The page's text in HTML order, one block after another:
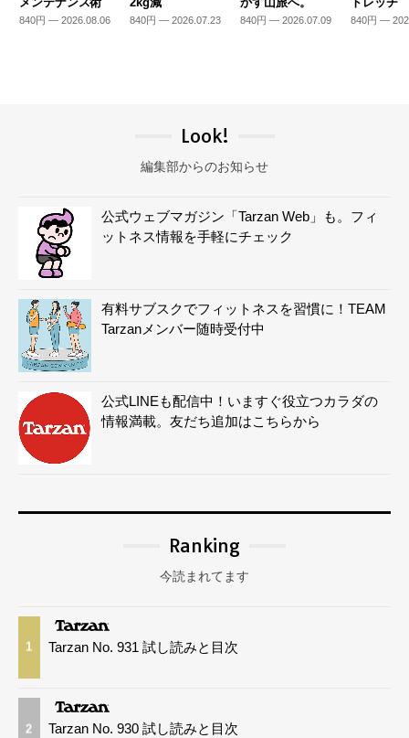
840円 — 2026.08.06 840円 — 2026.07.23 840円 — 2026.07.09 840円 —
Look!
編集部からのお知らせ
公式ウェブマガジン「Tarzan Web」も。フィ
ットネス情報を手軽にチェック
有料サブスクでフィットネスを習慣に！TEAM
Tarzanメンバー随時受付中
公式LINEも配信中！いますぐ役立つカラダの
情報満載。友だち追加はこちらから
Ranking
今読まれてます
1 Tarzan No. 931 試し読みと目次
2 Tarzan No. 930 試し読みと目次